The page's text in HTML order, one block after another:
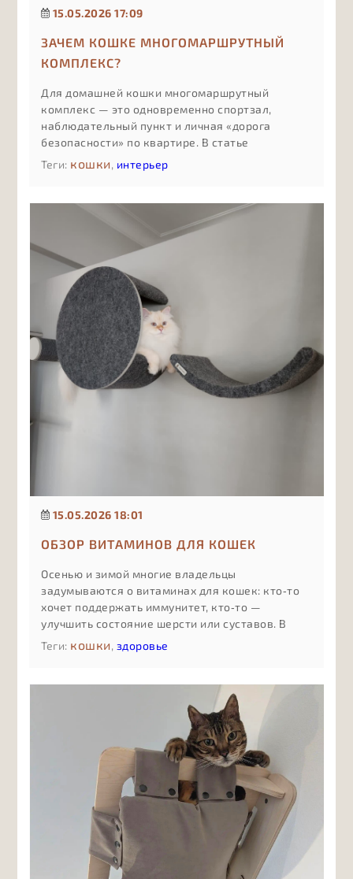
15.05.2026 17:09
ЗАЧЕМ КОШКЕ МНОГОМАРШРУТНЫЙ
КОМПЛЕКС?
Для домашней кошки многомаршрутный
комплекс — это одновременно спортзал,
наблюдательный пункт и личная «дорога
безопасности» по квартире. В статье
разбираем, чем такой комплекс отличается от
обычной когтеточки или одной полки, как
конфликты между питомцами, почему
вертикальное освоение пространства спасает
мебель и нервы, и в каких случаях имеет смысл
инвестировать именно в сложный,
продуманный комплекс, а не в минимальный
вариант «для галочки».
Теги: кошки, интерьер
15.05.2026 18:01
ОБЗОР ВИТАМИНОВ ДЛЯ КОШЕК
Осенью и зимой многие владельцы
задумываются о витаминах для кошек: кто‑то
хочет поддержать иммунитет, кто‑то —
улучшить состояние шерсти или суставов. В
статье простым языком объясняем, какие виды
витаминных добавок бывают, чем отличаются
специализированных формул, какие
компоненты в составе важны в первую очередь
и почему лишние витамины могут быть не
менее вредны, чем их нехватка, если подбирать
их без учёта рациона и рекомендаций врача.
Теги: кошки, здоровье